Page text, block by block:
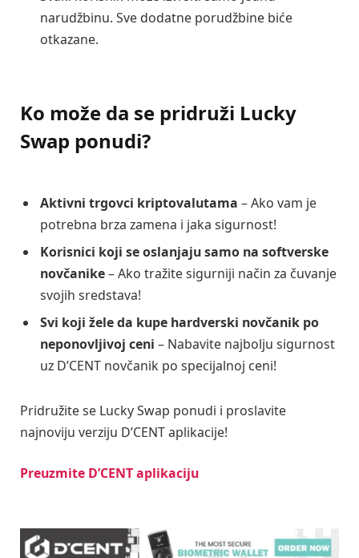
narudžbinu. Sve dodatne porudžbine biće
otkazane.
Ko može da se pridruži Lucky
Swap ponudi?
Aktivni trgovci kriptovalutama – Ako vam je
potrebna brza zamena i jaka sigurnost!
Korisnici koji se oslanjaju samo na softverske
novčanike– Ako tražite sigurniji način za čuvanje
svojih sredstava!
Svi koji žele da kupe hardverski novčanik po
neponovljivoj ceni – Nabavite najbolju sigurnost
uz D’CENT novčanik po specijalnoj ceni!
Pridružite se Lucky Swap ponudi i proslavite
najnoviju verziju D’CENT aplikacije!
Preuzmite D’CENT aplikaciju